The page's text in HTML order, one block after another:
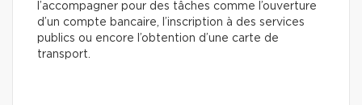
l’accompagner pour des tâches comme l’ouverture
d’un compte bancaire, l’inscription à des services
publics ou encore l’obtention d’une carte de
transport.